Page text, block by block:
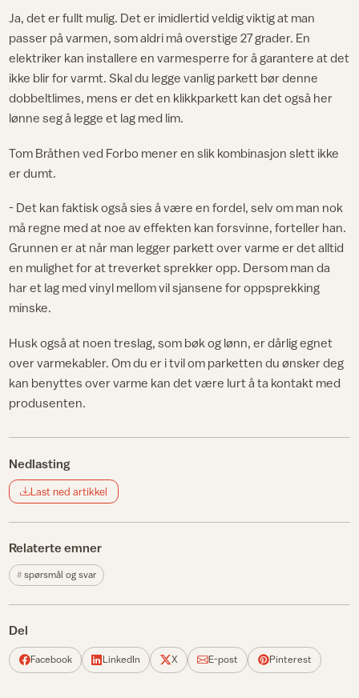
Ja, det er fullt mulig. Det er imidlertid veldig viktig at man
passer på varmen, som aldri må overstige 27 grader. En
elektriker kan installere en varmesperre for å garantere at det
ikke blir for varmt. Skal du legge vanlig parkett bør denne
dobbeltlimes, mens er det en klikkparkett kan det også her
lønne seg å legge et lag med lim.
Tom Bråthen ved Forbo mener en slik kombinasjon slett ikke
er dumt.
- Det kan faktisk også sies å være en fordel, selv om man nok
må regne med at noe av effekten kan forsvinne, forteller han.
Grunnen er at når man legger parkett over varme er det alltid
en mulighet for at treverket sprekker opp. Dersom man da
har et lag med vinyl mellom vil sjansene for oppsprekking
minske.
Husk også at noen treslag, som bøk og lønn, er dårlig egnet
over varmekabler. Om du er i tvil om parketten du ønsker deg
kan benyttes over varme kan det være lurt å ta kontakt med
produsenten.
Nedlasting
Last ned artikkel
Relaterte emner
spørsmål og svar
Del
Facebook LinkedIn X E-post Pinterest